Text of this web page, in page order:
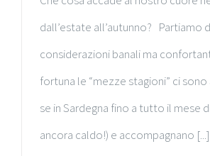
dall’estate all’autunno? Partiamo
considerazioni banali ma
fortuna le “mezze stagioni” ci sono
se in Sardegna fino a tutto il mese
ancora caldo!) e accompagnano [...]